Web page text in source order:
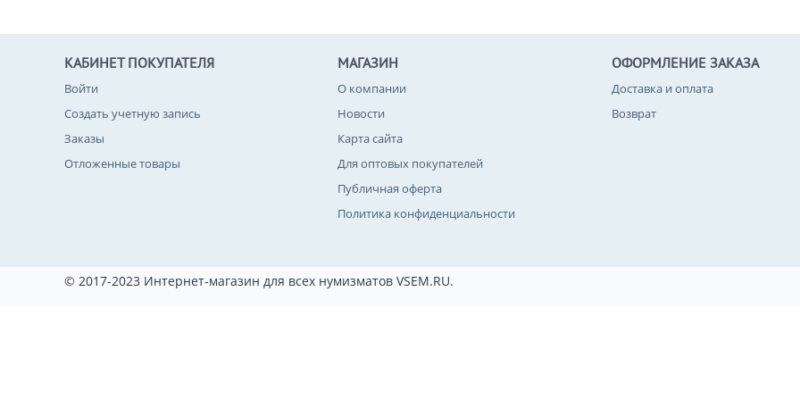
КАБИНЕТ ПОКУПАТЕЛЯ
Войти
Создать учетную запись
Заказы
Отложенные товары
МАГАЗИН
О компании
Новости
Карта сайта
Для оптовых покупателей
Публичная оферта
Политика конфиденциальности
ОФОРМЛЕНИЕ ЗАКАЗА
Доставка и оплата
Возврат
© 2017-2023 Интернет-магазин для всех нумизматов VSEM.RU.